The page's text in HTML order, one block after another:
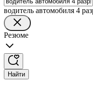
водитель автомобиля 4
Резюме
Найти